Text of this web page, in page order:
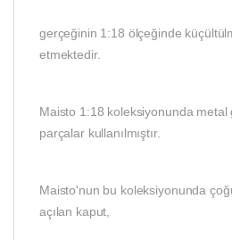
gerçeğinin 1:18 ölçeğinde
etmektedir.
Maisto 1:18 koleksiyonunda metal
parçalar kullanılmıştır.
Maisto'nun bu koleksiyonunda
açılan kaput,